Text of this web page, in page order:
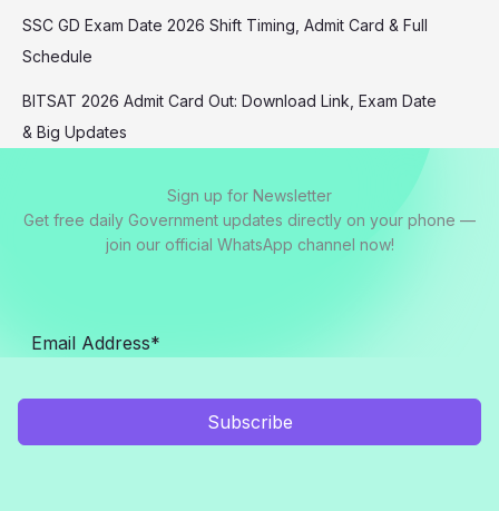
SSC GD Exam Date 2026 Shift Timing, Admit Card & Full
Schedule
BITSAT 2026 Admit Card Out: Download Link, Exam Date
& Big Updates
Sign up for Newsletter
Get free daily Government updates directly on your phone —
join our official WhatsApp channel now!
Subscribe